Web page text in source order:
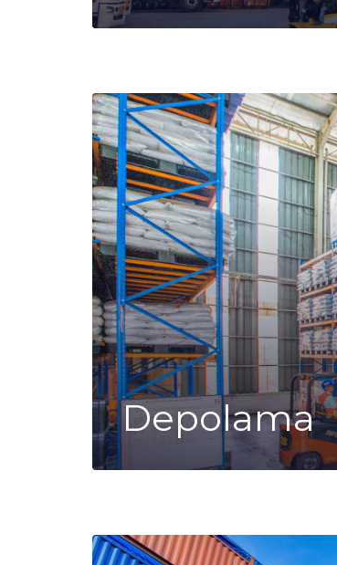
Depolama